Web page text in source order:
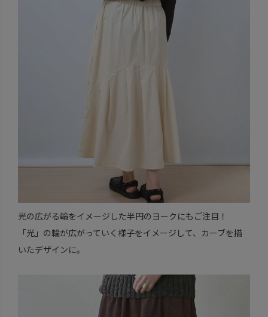
光の広がる輪をイメージした半円のヨークにもご注目！
「光」の輪が広がっていく様子をイメージして、カーブを描
いたデザインに。